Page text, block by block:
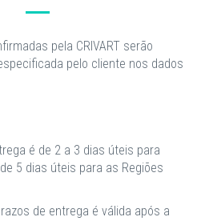
pela CRIVART serão
pelo cliente nos dados
é de 2 a 3 dias úteis para
5 dias úteis para as Regiões
de entrega é válida após a